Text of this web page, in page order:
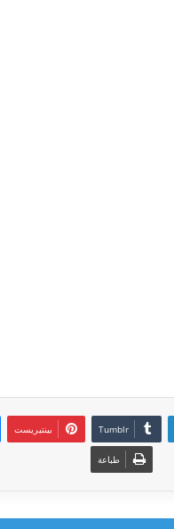
‏Tumblr بينتيريست
طباعة